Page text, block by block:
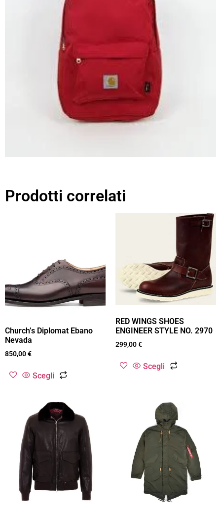
Prodotti correlati
Church’s Diplomat Ebano
Nevada
850,00€
Scegli
RED WINGS SHOES
ENGINEER STYLE NO. 2970
299,00€
Scegli